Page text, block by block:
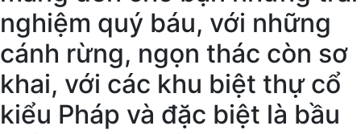
nghiệm quý báu, với những
cánh rừng, ngọn thác còn sơ
khai, với các khu biệt thự cổ
kiểu Pháp và đặc biệt là bầu